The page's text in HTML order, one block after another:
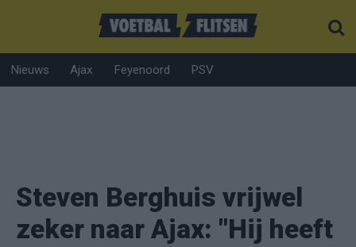
Nieuws Ajax Feyenoord PSV
Steven Berghuis vrijwel
zeker naar Ajax: "Hij heeft